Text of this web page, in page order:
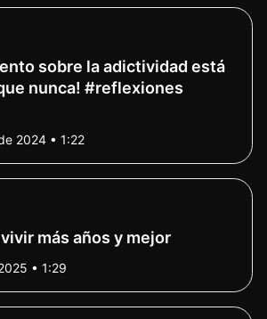
sobre la adictividad está
nunca! #reflexiones
2024 • 1:22
más años y mejor
• 1:29